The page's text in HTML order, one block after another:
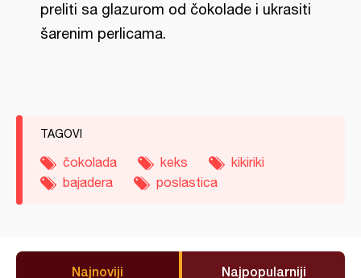
preliti sa glazurom od čokolade i ukrasiti
šarenim perlicama.
TAGOVI
čokolada keks
kikiriki
bajadera
poslastica
Najnoviji Najpopularniji